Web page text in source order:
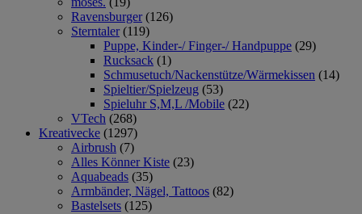
Ravensburger (126)
Sterntaler (119)
Puppe, Kinder-/ Finger-/ Handpuppe (29)
Rucksack (1)
Schmusetuch/Nackenstütze/Wärmekissen (14)
Spieltier/Spielzeug (53)
Spieluhr S,M,L /Mobile (22)
VTech (268)
Kreativecke (1297)
Airbrush (7)
Alles Könner Kiste (23)
Aquabeads (35)
Armbänder, Nägel, Tattoos (82)
Bastelsets (125)